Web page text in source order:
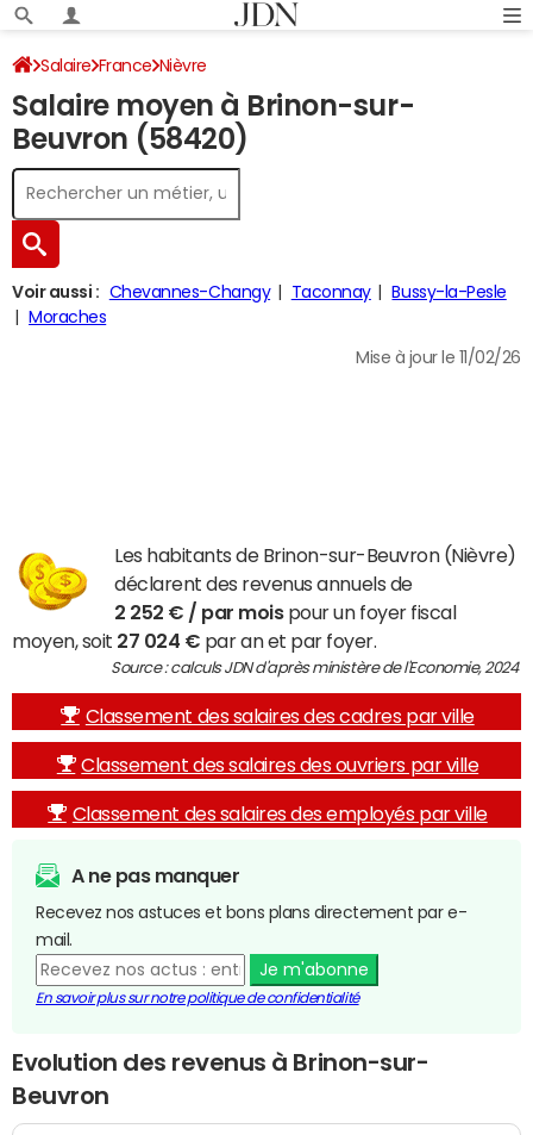
Salaire France Nièvre
Salaire moyen à Brinon-sur-
Beuvron (58420)
Voir aussi : Chevannes-Changy Taconnay
Bussy-la-Pesle
Moraches
Mise à jour le 11/02/26
Les habitants de Brinon-sur-Beuvron (Nièvre)
déclarent des revenus annuels de
2 252 € / par moispour un foyer fiscal
moyen, soit 27 024 € par an et par foyer.
Source : calculs JDN d'après ministère de l'Economie, 2024
Classement des salaires des cadres par ville
Classement des salaires des ouvriers par ville
Classement des salaires des employés par ville
A ne pas manquer
Recevez nos astuces et bons plans directement par e-
mail.
Je m'abonne
En savoir plus sur notre politique de confidentialité
Evolution des revenus à Brinon-sur-
Beuvron